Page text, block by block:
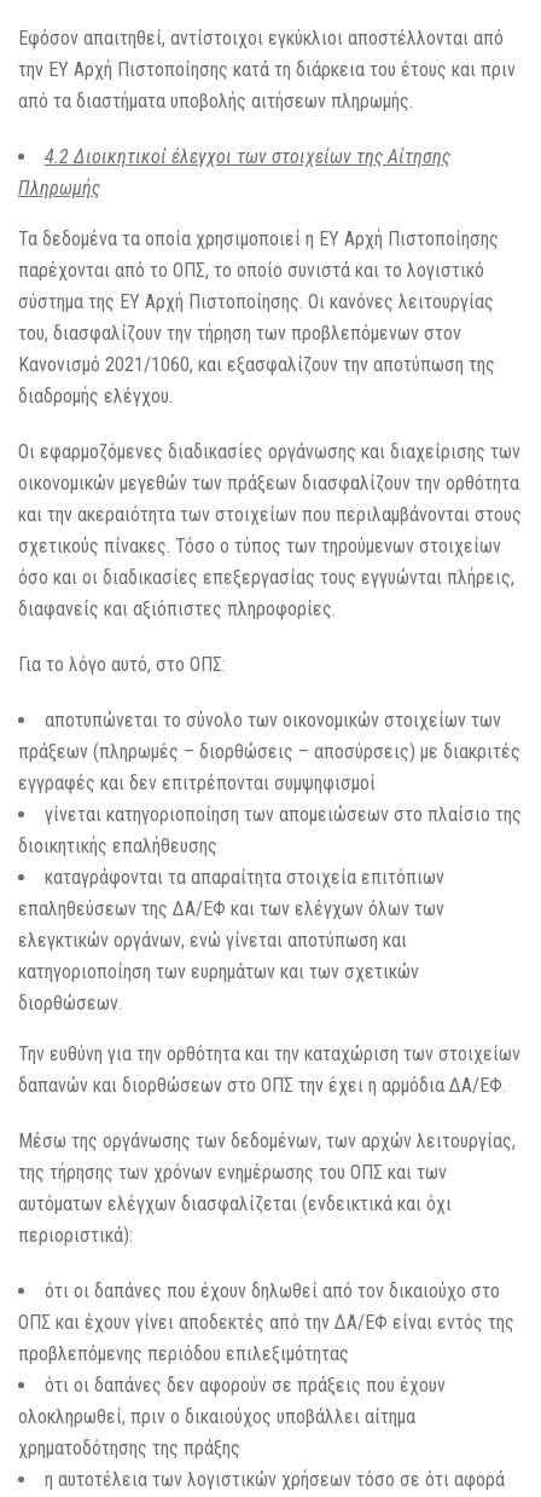
Εφόσον απαιτηθεί, αντίστοιχοι εγκύκλιοι αποστέλλονται από
την ΕΥ Αρχή Πιστοποίησης κατά τη διάρκεια του έτους και πριν
από τα διαστήματα υποβολής αιτήσεων πληρωμής.
4.2 Διοικητικοί έλεγχοι των στοιχείων της Αίτησης
Πληρωμής
Τα δεδομένα τα οποία χρησιμοποιεί η ΕΥ Αρχή Πιστοποίησης
παρέχονται από το ΟΠΣ, το οποίο συνιστά και το λογιστικό
σύστημα της ΕΥ Αρχή Πιστοποίησης. Οι κανόνες λειτουργίας
του, διασφαλίζουν την τήρηση των προβλεπόμενων στον
Κανονισμό 2021/1060, και εξασφαλίζουν την αποτύπωση της
διαδρομής ελέγχου.
Οι εφαρμοζόμενες διαδικασίες οργάνωσης και διαχείρισης των
οικονομικών μεγεθών των πράξεων διασφαλίζουν την ορθότητα
και την ακεραιότητα των στοιχείων που περιλαμβάνονται στους
σχετικούς πίνακες. Τόσο ο τύπος των τηρούμενων στοιχείων
όσο και οι διαδικασίες επεξεργασίας τους εγγυώνται πλήρεις,
διαφανείς και αξιόπιστες πληροφορίες.
Για το λόγο αυτό, στο ΟΠΣ:
αποτυπώνεται το σύνολο των οικονομικών στοιχείων των
πράξεων (πληρωμές – διορθώσεις – αποσύρσεις) με διακριτές
εγγραφές και δεν επιτρέπονται συμψηφισμοί
γίνεται κατηγοριοποίηση των απομειώσεων στο πλαίσιο της
διοικητικής επαλήθευσης
καταγράφονται τα απαραίτητα στοιχεία επιτόπιων
επαληθεύσεων της ΔΑ/ΕΦ και των ελέγχων όλων των
ελεγκτικών οργάνων, ενώ γίνεται αποτύπωση και
κατηγοριοποίηση των ευρημάτων και των σχετικών
διορθώσεων.
Την ευθύνη για την ορθότητα και την καταχώριση των στοιχείων
δαπανών και διορθώσεων στο ΟΠΣ την έχει η αρμόδια ΔΑ/ΕΦ.
Μέσω της οργάνωσης των δεδομένων, των αρχών λειτουργίας,
της τήρησης των χρόνων ενημέρωσης του ΟΠΣ και των
αυτόματων ελέγχων διασφαλίζεται (ενδεικτικά και όχι
περιοριστικά):
ότι οι δαπάνες που έχουν δηλωθεί από τον δικαιούχο στο
ΟΠΣ και έχουν γίνει αποδεκτές από την ΔΑ/ΕΦ είναι εντός της
προβλεπόμενης περιόδου επιλεξιμότητας
ότι οι δαπάνες δεν αφορούν σε πράξεις που έχουν
ολοκληρωθεί, πριν ο δικαιούχος υποβάλλει αίτημα
χρηματοδότησης της πράξης
η αυτοτέλεια των λογιστικών χρήσεων τόσο σε ότι αφορά